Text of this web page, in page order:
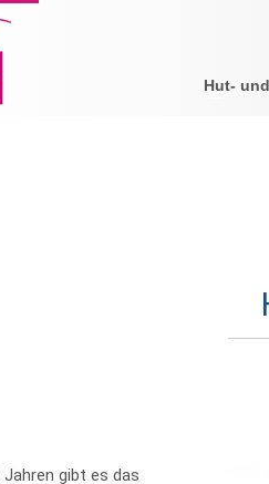
Hut-
gibt es das